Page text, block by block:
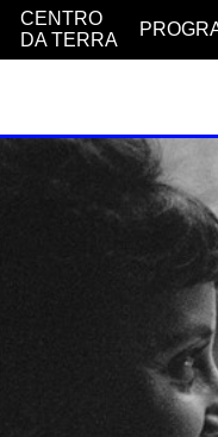
CENTRO
DA TERRA